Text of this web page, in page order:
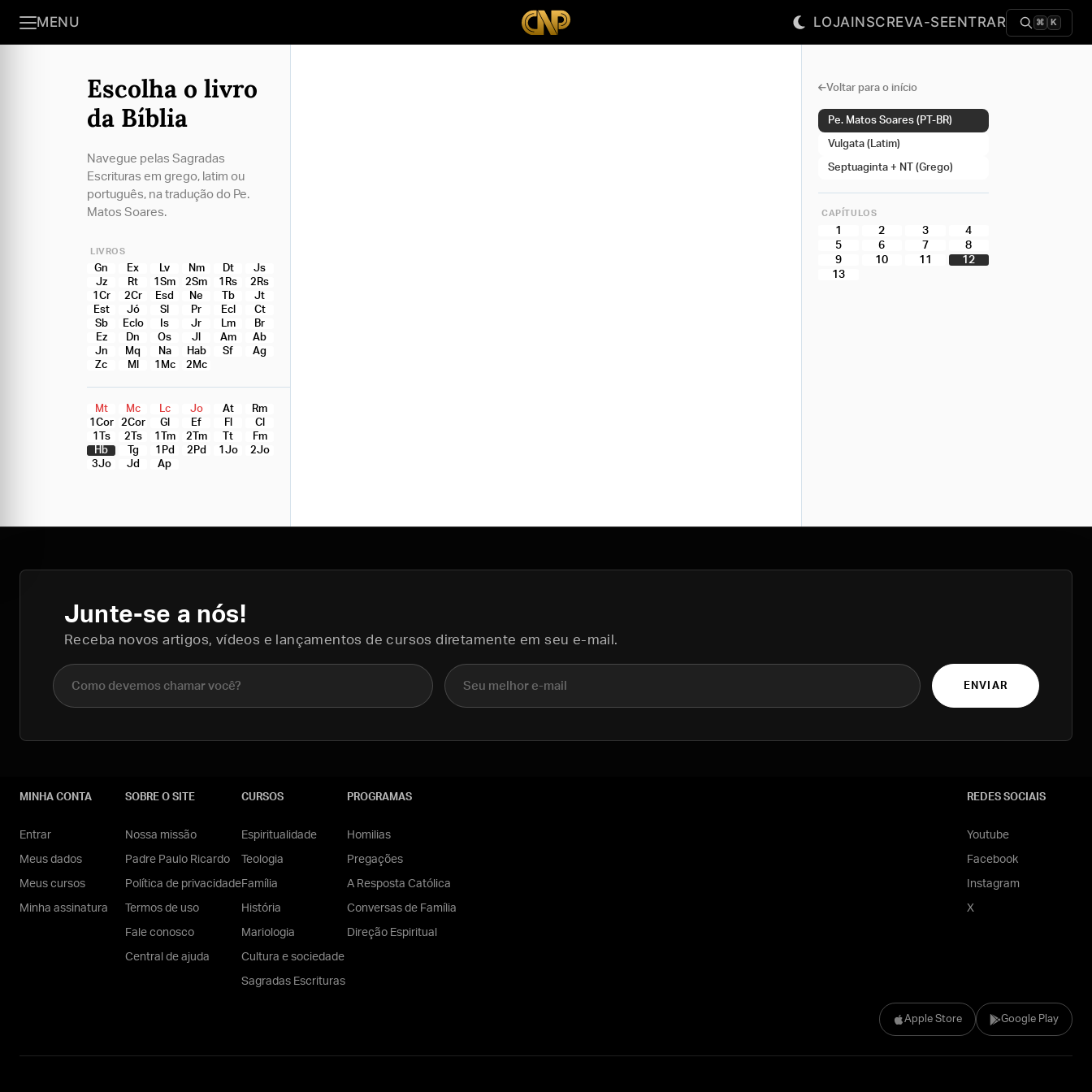
MENU LOJAINSCREVA-SEENTRAR ⌘ K
Escolha o livro
da Bíblia
Navegue pelas Sagradas
Escrituras em grego, latim ou
português, na tradução do Pe.
Matos Soares.
LIVROS
Gn Ex Lv Nm Dt
Js
Jz
Rt 1Sm 2Sm 1Rs
2Rs
1Cr
2Cr Esd Ne Tb
Jt
Est
Jó Sl Pr Ecl
Ct
Sb
Eclo Is Jr Lm
Br
Ez
Dn Os Jl Am
Ab
Jn
Mq Na Hab Sf
Ag
Zc
Ml 1Mc 2Mc
Mt Mc Lc Jo At
Rm
1Cor
2Cor Gl Ef Fl
Cl
1Ts
2Ts 1Tm 2Tm Tt
Fm
Hb
Tg 1Pd 2Pd 1Jo
2Jo
3Jo
Jd Ap
Voltar para o início
Pe. Matos Soares (PT-BR)
Vulgata (Latim)
Septuaginta + NT (Grego)
CAPÍTULOS
1 2 3
4
5
6 7
8
9
10 11
12
13
Junte-se a nós!
Receba novos artigos, vídeos e lançamentos de cursos diretamente em seu e-mail.
Nome completo E-mail
ENVIAR
Apple Store Google Play
MINHA CONTA
Entrar
Meus dados
Meus cursos
Minha assinatura
SOBRE O SITE
Nossa missão
Padre Paulo Ricardo
Política de privacidade
Termos de uso
Fale conosco
Central de ajuda
CURSOS
Espiritualidade
Teologia
Família
História
Mariologia
Cultura e sociedade
Sagradas Escrituras
PROGRAMAS
Homilias
Pregações
A Resposta Católica
Conversas de Família
Direção Espiritual
REDES SOCIAIS
Youtube
Facebook
Instagram
X